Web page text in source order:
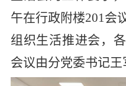
午在行政附楼201会
组织生活推进会，
会议由分党委书记王